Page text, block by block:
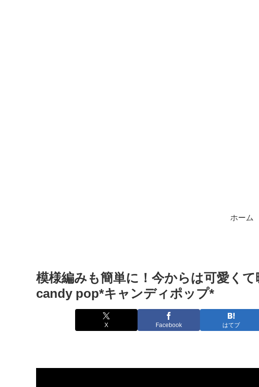
ホーム
模様編みも簡単に！今からは可愛く
candy pop*キャンディポップ*
X Facebook はてブ